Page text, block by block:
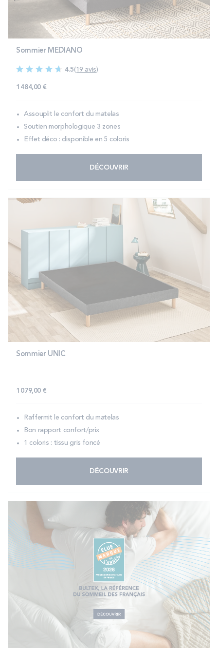
Technologie bultex
Nos engagements
Storelocator
Contact
Sommier MEDIANO
4.5(19 avis)
1 484,00 €
Assouplit le confort du matelas
Soutien morphologique 3 zones
Effet déco : disponible en 5 coloris
DÉCOUVRIR
Sommier UNIC
1 079,00 €
Raffermit le confort du matelas
Bon rapport confort/prix
1 coloris : tissu gris foncé
DÉCOUVRIR